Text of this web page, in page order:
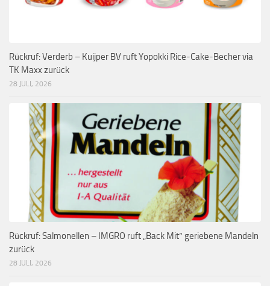
Rückruf: Verderb – Kuijper BV ruft Yopokki Rice-Cake-Becher via
TK Maxx zurück
28 JULI, 2026
Rückruf: Salmonellen – IMGRO ruft „Back Mit“ geriebene Mandeln
zurück
28 JULI, 2026